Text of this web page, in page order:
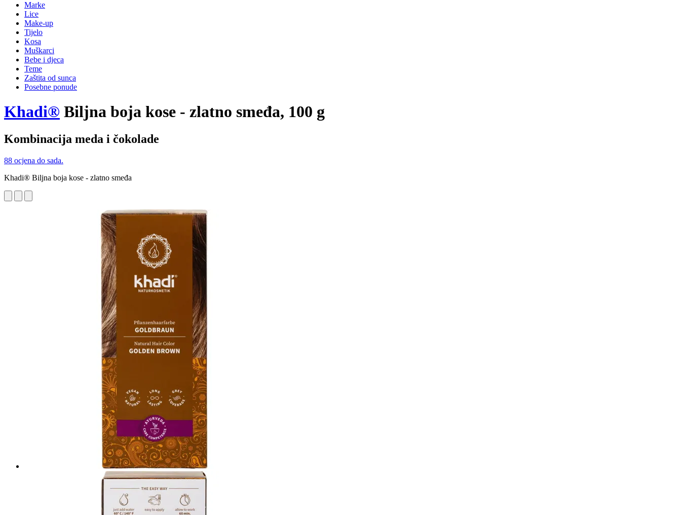
Marke
Lice
Make-up
Tijelo
Kosa
Muškarci
Bebe i djeca
Teme
Zaštita od sunca
Posebne ponude
Khadi® Biljna boja kose - zlatno smeđa, 100 g
Kombinacija meda i čokolade
88 ocjena do sada.
Khadi® Biljna boja kose - zlatno smeđa